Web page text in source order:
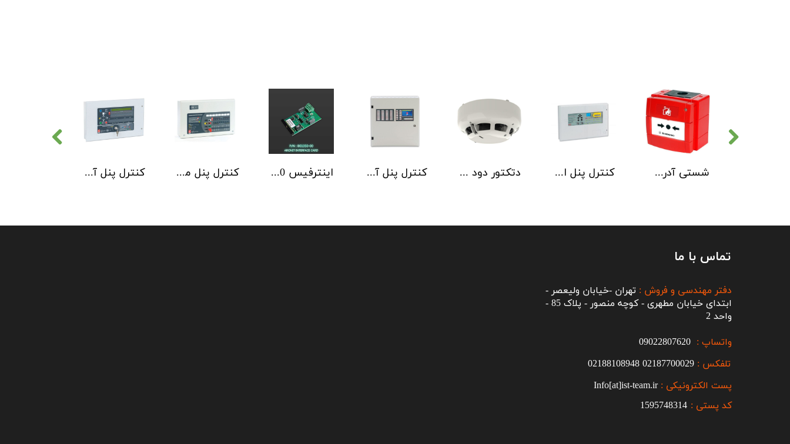
کنترل پنل آدرس پذیر C-TEC سری XFP دو لوپ 32 زون کنترل پنل متعارف C-TEC سری CFP 8 Zone اینترفیس NSC | ArcNET B01350-00 کنترل پنل آدرس پذیر C-TEC سری ZFP یک تا 4 لوپ کابینت استاندارد دتکتور دود آدرس پذیر هوچیکی Hochiki مدل ALN-EN SCI کنترل پنل اطفاء حریق C-TEC EP203 شستی آدرس پذیر ضد آب هوچیکی Hochiki مدل HCP-W SCI
تماس با ما
تلفکس : 02187700029
02188108948
پست الکترونیکی :Info[at]ist-team.ir
واتساپ :
دفتر مهندسی و فروش : تهران -خیابان ولیعصر -
ابتدای خیابان مطهری - کوچه منصور - پلاک 85 -
واحد 2
کد پستی : 1595748314